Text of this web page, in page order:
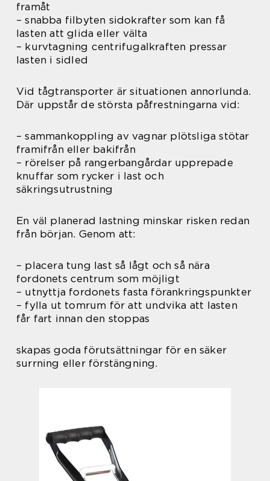
framåt
– snabba filbyten sidokrafter som kan få
lasten att glida eller välta
– kurvtagning centrifugalkraften pressar
lasten i sidled
Vid tågtransporter är situationen annorlunda.
Där uppstår de största påfrestningarna vid:
– sammankoppling av vagnar plötsliga stötar
framifrån eller bakifrån
– rörelser på rangerbangårdar upprepade
knuffar som rycker i last och
säkringsutrustning
En väl planerad lastning minskar risken redan
från början. Genom att:
– placera tung last så lågt och så nära
fordonets centrum som möjligt
– utnyttja fordonets fasta förankringspunkter
– fylla ut tomrum för att undvika att lasten
får fart innan den stoppas
skapas goda förutsättningar för en säker
surrning eller förstängning.